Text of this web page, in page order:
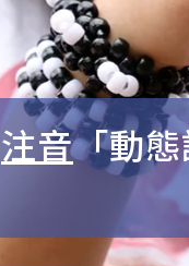
注音「動